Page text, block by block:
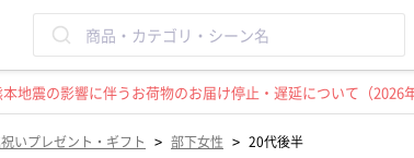
本地震の影響に伴うお荷物のお届け停止・遅延について（2026
いプレゼント・ギフト > 部下女性 > 20代後半